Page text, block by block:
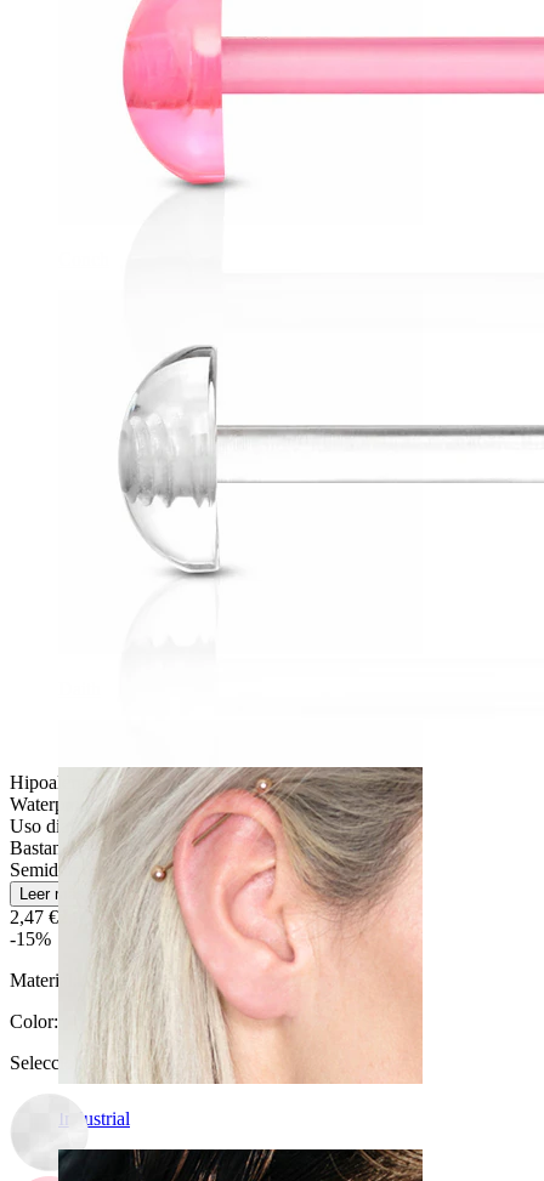
Industrial
Hipoalergénica
Waterproof
Uso diario
Bastante fácil
Semiduradera
Leer más
2,47 € 2,90 €
-15%
Material:
Acrílico
Color:
Selecciona Color